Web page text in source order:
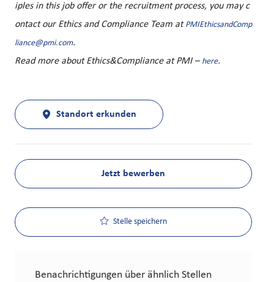
iples in this job offer or the recruitment process, you may c
ontact our Ethics and Compliance Team at PMIEthicsandComp
liance@pmi.com.
Read more about Ethics&Compliance at PMI – here.
Standort erkunden
Jetzt bewerben
Stelle speichern
Benachrichtigungen über ähnlich Stellen